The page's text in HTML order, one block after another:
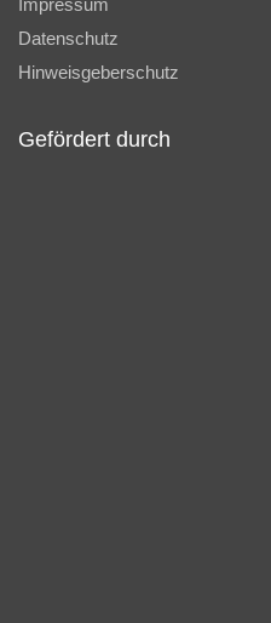
Impressum
Datenschutz
Hinweisgeberschutz
Gefördert durch